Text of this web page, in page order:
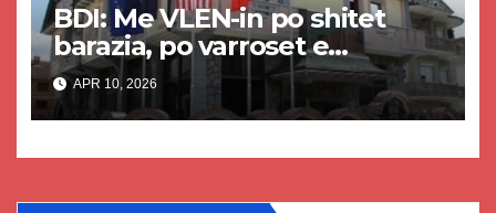
BDI: Me VLEN-in po shitet
barazia, po varroset e
ardhmja!
APR 10, 2026